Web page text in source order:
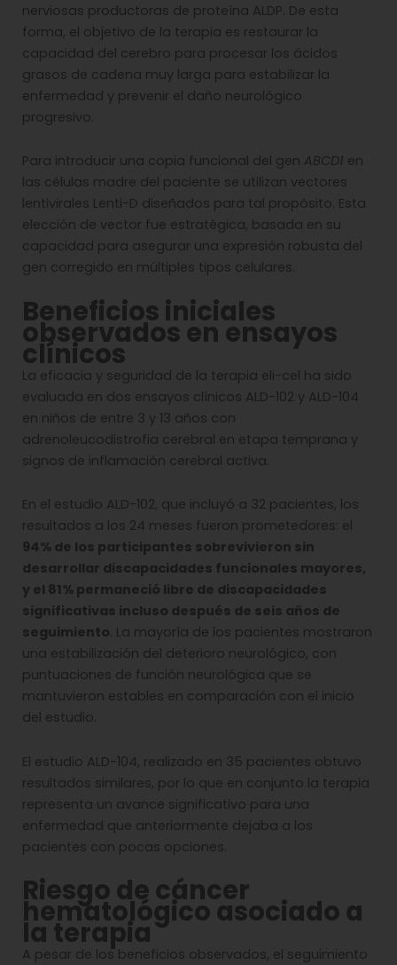
nerviosas productoras de proteína ALDP. De esta
forma, el objetivo de la terapia es restaurar la
capacidad del cerebro para procesar los ácidos
grasos de cadena muy larga para estabilizar la
enfermedad y prevenir el daño neurológico
progresivo.
Para introducir una copia funcional del gen ABCD1 en
las células madre del paciente se utilizan vectores
lentivirales Lenti-D diseñados para tal propósito. Esta
elección de vector fue estratégica, basada en su
capacidad para asegurar una expresión robusta del
gen corregido en múltiples tipos celulares.
Beneficios iniciales
observados en ensayos
clínicos
La eficacia y seguridad de la terapia eli-cel ha sido
evaluada en dos ensayos clínicos ALD-102 y ALD-104
en niños de entre 3 y 13 años con
adrenoleucodistrofia cerebral en etapa temprana y
signos de inflamación cerebral activa.
En el estudio ALD-102, que incluyó a 32 pacientes, los
resultados a los 24 meses fueron prometedores: el
94% de los participantes sobrevivieron sin
desarrollar discapacidades funcionales mayores,
y el 81% permaneció libre de discapacidades
significativas incluso después de seis años de
seguimiento. La mayoría de los pacientes mostraron
una estabilización del deterioro neurológico, con
puntuaciones de función neurológica que se
mantuvieron estables en comparación con el inicio
del estudio.
El estudio ALD-104, realizado en 35 pacientes obtuvo
resultados similares, por lo que en conjunto la terapia
representa un avance significativo para una
enfermedad que anteriormente dejaba a los
pacientes con pocas opciones.
Riesgo de cáncer
hematológico asociado a
la terapia
A pesar de los beneficios observados, el seguimiento